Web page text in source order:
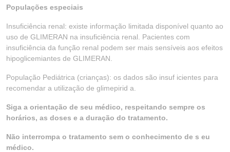
Populações especiais
Insuficiência renal: existe informação limitada disponível quanto ao
uso de GLIMERAN na insuficiência renal. Pacientes com
insuficiência da função renal podem ser mais sensíveis aos efeitos
hipoglicemiantes de GLIMERAN.
População Pediátrica (crianças): os dados são insuf icientes para
recomendar a utilização de glimepirid a.
Siga a orientação de seu médico, respeitando sempre os
horários, as doses e a duração do tratamento.
Não interrompa o tratamento sem o conhecimento de s eu
médico.